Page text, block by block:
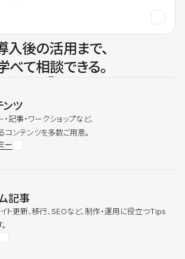
入後の活用まで、
べて相談できる。
ンツ
記事・ワークショップなど、
コンテンツを多数ご用意。
ー
記事
ト更新、移行、SEOなど、制作・運用に役立つTips